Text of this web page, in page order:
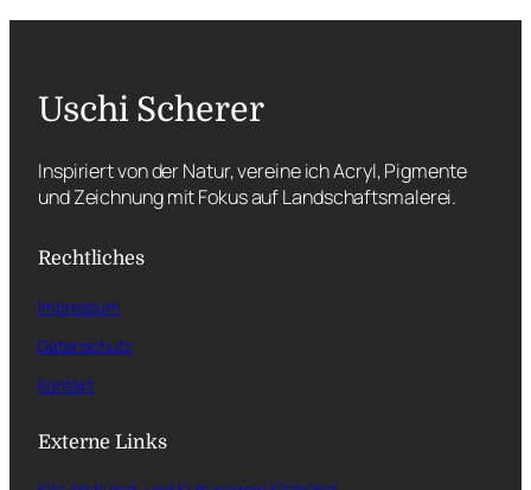
Uschi Scherer
Inspiriert von der Natur, vereine ich Acryl, Pigmente
und Zeichnung mit Fokus auf Landschaftsmalerei.
Rechtliches
Impressum
Datenschutz
Kontakt
Externe Links